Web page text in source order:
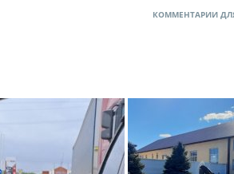
КОММЕНТАРИИ